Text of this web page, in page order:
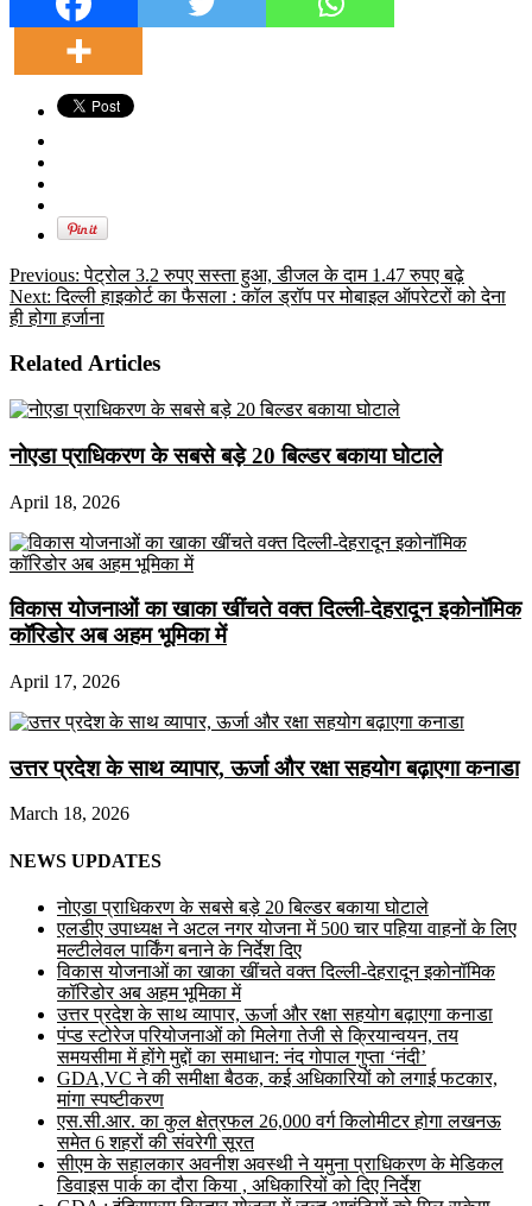
Previous: पेट्रोल 3.2 रुपए सस्ता हुआ, डीजल के दाम 1.47 रुपए बढ़े
Next: दिल्ली हाइकोर्ट का फैसला : कॉल ड्रॉप पर मोबाइल ऑपरेटरों को देना
ही होगा हर्जाना
Related Articles
नोएडा प्राधिकरण के सबसे बड़े 20 बिल्डर बकाया घोटाले
April 18, 2026
विकास योजनाओं का खाका खींचते वक्त दिल्ली-देहरादून इकोनॉमिक
कॉरिडोर अब अहम भूमिका में
April 17, 2026
उत्तर प्रदेश के साथ व्यापार, ऊर्जा और रक्षा सहयोग बढ़ाएगा कनाडा
March 18, 2026
NEWS UPDATES
नोएडा प्राधिकरण के सबसे बड़े 20 बिल्डर बकाया घोटाले
एलडीए उपाध्यक्ष ने अटल नगर योजना में 500 चार पहिया वाहनों के लिए
मल्टीलेवल पार्किंग बनाने के निर्देश दिए
विकास योजनाओं का खाका खींचते वक्त दिल्ली-देहरादून इकोनॉमिक
कॉरिडोर अब अहम भूमिका में
उत्तर प्रदेश के साथ व्यापार, ऊर्जा और रक्षा सहयोग बढ़ाएगा कनाडा
पंप्ड स्टोरेज परियोजनाओं को मिलेगा तेजी से क्रियान्वयन, तय
समयसीमा में होंगे मुद्दों का समाधान: नंद गोपाल गुप्ता ‘नंदी’
GDA,VC ने की समीक्षा बैठक, कई अधिकारियों को लगाई फटकार,
मांगा स्पष्टीकरण
एस.सी.आर. का कुल क्षेत्रफल 26,000 वर्ग किलोमीटर होगा लखनऊ
समेत 6 शहरों की संवरेगी सूरत
सीएम के सहालकार अवनीश अवस्थी ने यमुना प्राधिकरण के मेडिकल
डिवाइस पार्क का दौरा किया , अधिकारियों को दिए निर्देश